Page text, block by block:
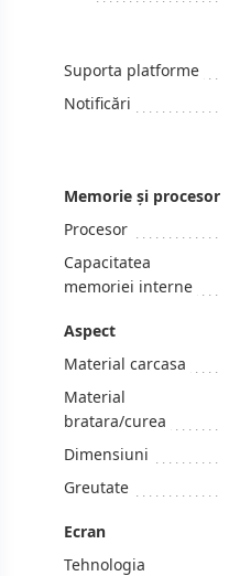
Suporta platforme
Notificări
Memorie și procesor
Procesor
Capacitatea
memoriei interne
Aspect
Material carcasa
Material
bratara/curea
Dimensiuni
Greutate
Ecran
Tehnologia